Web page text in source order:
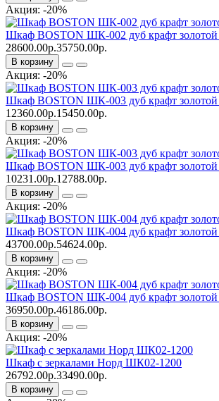
Акция: -20%
Шкаф BOSTON ШК-002 дуб крафт
28600.00р.35750.00р.
В корзину
Акция: -20%
Шкаф BOSTON ШК-003 дуб крафт золотой
12360.00р.15450.00р.
В корзину
Акция: -20%
Шкаф BOSTON ШК-003 дуб крафт
10231.00р.12788.00р.
В корзину
Акция: -20%
Шкаф BOSTON ШК-004 дуб крафт золотой
43700.00р.54624.00р.
В корзину
Акция: -20%
Шкаф BOSTON ШК-004 дуб крафт
36950.00р.46186.00р.
В корзину
Акция: -20%
Шкаф c зеркалами Норд ШК02-1200
26792.00р.33490.00р.
В корзину